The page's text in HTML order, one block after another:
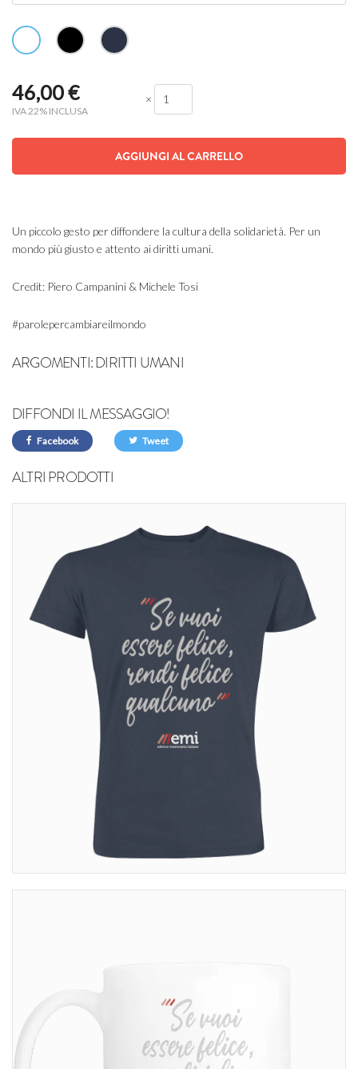
46,00€
IVA 22% INCLUSA
×
AGGIUNGI AL CARRELLO
Un piccolo gesto per diffondere la cultura della solidarietà. Per un
mondo più giusto e attento ai diritti umani.
Credit: Piero Campanini & Michele Tosi
#parolepercambiareilmondo
ARGOMENTI:DIRITTI UMANI
DIFFONDI IL MESSAGGIO!
Facebook Tweet
ALTRI PRODOTTI